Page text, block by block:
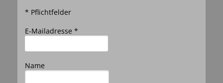
* Pflichtfelder
E-Mailadresse *
Name